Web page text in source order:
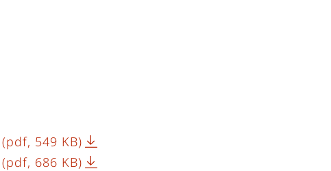
(pdf, 549 KB)
(pdf, 686 KB)